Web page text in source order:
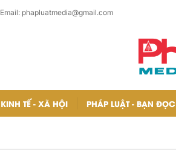
Email: phapluatmedia@gmail.com
KINH TẾ - XÃ HỘI PHÁP LUẬT - BẠN ĐỌC